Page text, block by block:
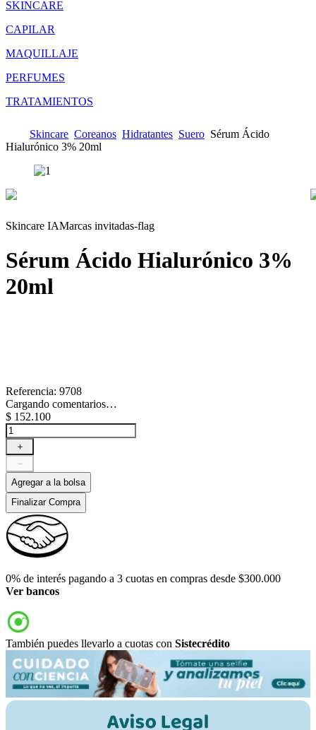
SKINCARE
CAPILAR
MAQUILLAJE
PERFUMES
TRATAMIENTOS
Skincare Coreanos Hidratantes Suero Sérum Ácido
Hialurónico 3% 20ml
Skincare IAMarcas invitadas-flag
Sérum Ácido Hialurónico 3%
20ml
Referencia: 9708
Cargando comentarios…
$ 152.100
＋
－
Agregar a la bolsa
Finalizar Compra
0% de interés pagando a 3 cuotas en compras desde $300.000
Ver bancos
También puedes llevarlo a cuotas con Sistecrédito